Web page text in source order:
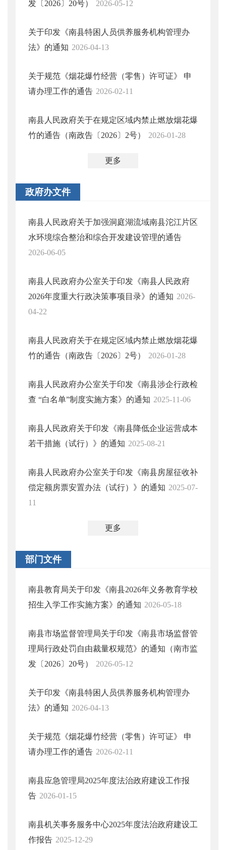
发〔2026〕20号） 2026-05-12
关于印发《南县特困人员供养服务机构管理办
法》的通知 2026-04-13
关于规范《烟花爆竹经营（零售）许可证》 申
请办理工作的通告 2026-02-11
南县人民政府关于在规定区域内禁止燃放烟花爆
竹的通告（南政告〔2026〕2号）
2026-01-28
更多
政府办文件
南县人民政府关于加强洞庭湖流域南县沱江片区
水环境综合整治和综合开发建设管理的通告
2026-06-05
南县人民政府办公室关于印发《南县人民政府
2026年度重大行政决策事项目录》的通知 2026-
04-22
南县人民政府关于在规定区域内禁止燃放烟花爆
竹的通告（南政告〔2026〕2号）
2026-01-28
南县人民政府办公室关于印发《南县涉企行政检
查 “白名单”制度实施方案》的通知 2025-11-06
南县人民政府关于印发《南县降低企业运营成本
若干措施（试行）》的通知 2025-08-21
南县人民政府办公室关于印发《南县房屋征收补
偿定额房票安置办法（试行）》的通知 2025-07-
11
更多
部门文件
南县教育局关于印发《南县2026年义务教育学校
招生入学工作实施方案》的通知 2026-05-18
南县市场监督管理局关于印发《南县市场监督管
理局行政处罚自由裁量权规范》的通知（南市监
发〔2026〕20号）
2026-05-12
关于印发《南县特困人员供养服务机构管理办
法》的通知 2026-04-13
关于规范《烟花爆竹经营（零售）许可证》 申
请办理工作的通告 2026-02-11
南县应急管理局2025年度法治政府建设工作报
告 2026-01-15
南县机关事务服务中心2025年度法治政府建设工
作报告 2025-12-29